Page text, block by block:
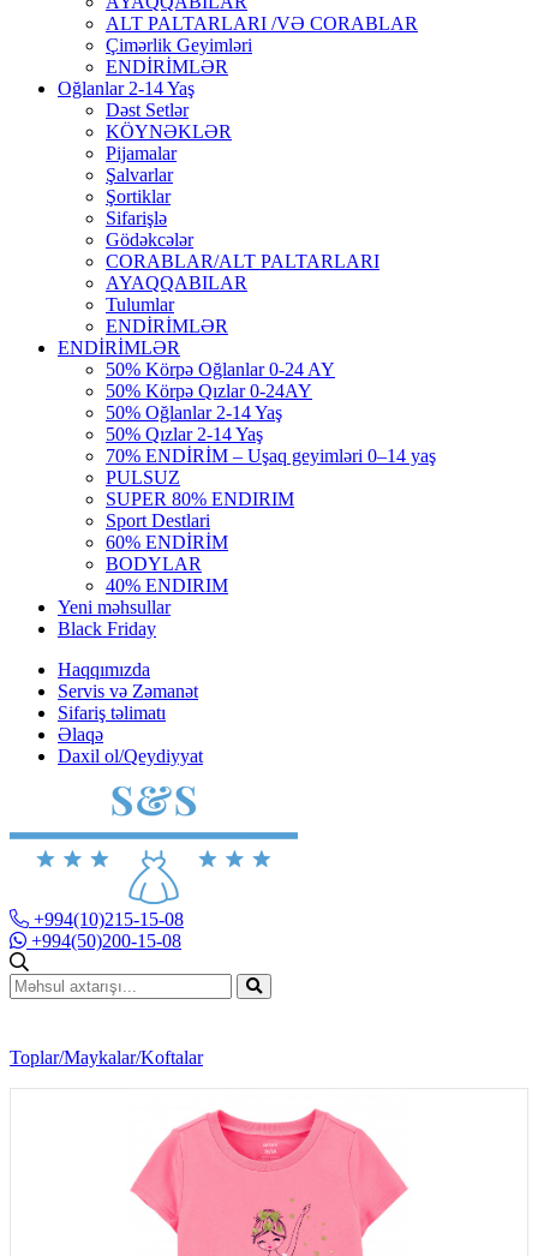
ALT PALTARLARI /VƏ CORABLAR
Çimərlik Geyimləri
ENDİRİMLƏR
Oğlanlar 2-14 Yaş
Dəst Setlər
KÖYNƏKLƏR
Pijamalar
Şalvarlar
Şortiklar
Sifarişlə
Gödəkcələr
CORABLAR/ALT PALTARLARI
AYAQQABILAR
Tulumlar
ENDİRİMLƏR
ENDİRİMLƏR
50% Körpə Oğlanlar 0-24 AY
50% Körpə Qızlar 0-24AY
50% Oğlanlar 2-14 Yaş
50% Qızlar 2-14 Yaş
70% ENDİRİM – Uşaq geyimləri 0–14 yaş
PULSUZ
SUPER 80% ENDIRIM
Sport Destlari
60% ENDİRİM
BODYLAR
40% ENDIRIM
Yeni məhsullar
Black Friday
Haqqımızda
Servis və Zəmanət
Sifariş təlimatı
Əlaqə
Daxil ol/Qeydiyyat
+994(10)215-15-08
+994(50)200-15-08
Toplar/Maykalar/Koftalar